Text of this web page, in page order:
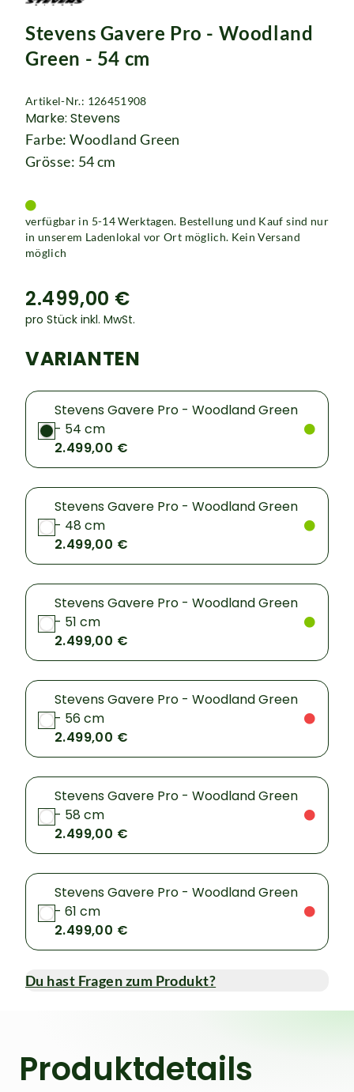
Rucksäcke
Schlösser
Stevens Gavere Pro - Woodland
Green - 54 cm
Artikel-Nr.: 126451908
Marke: Stevens
Farbe: Woodland Green
Grösse: 54 cm
verfügbar in 5-14 Werktagen. Bestellung und Kauf sind nur
in unserem Ladenlokal vor Ort möglich. Kein Versand
möglich
2.499,00 €
pro Stück inkl. MwSt.
VARIANTEN
Stevens Gavere Pro - Woodland Green
- 54 cm
2.499,00 €
Stevens Gavere Pro - Woodland Green
- 48 cm
2.499,00 €
Stevens Gavere Pro - Woodland Green
- 51 cm
2.499,00 €
Stevens Gavere Pro - Woodland Green
- 56 cm
2.499,00 €
Stevens Gavere Pro - Woodland Green
- 58 cm
2.499,00 €
Stevens Gavere Pro - Woodland Green
- 61 cm
2.499,00 €
Du hast Fragen zum Produkt?
Produktdetails